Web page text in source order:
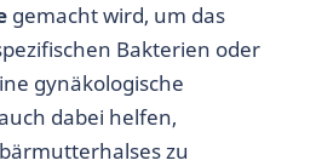
gemacht wird, um das
Bakterien oder
gynäkologische
dabei helfen,
zu